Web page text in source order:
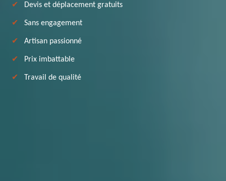
Devis et déplacement gratuits
Sans engagement
Artisan passionné
Prix imbattable
Travail de qualité